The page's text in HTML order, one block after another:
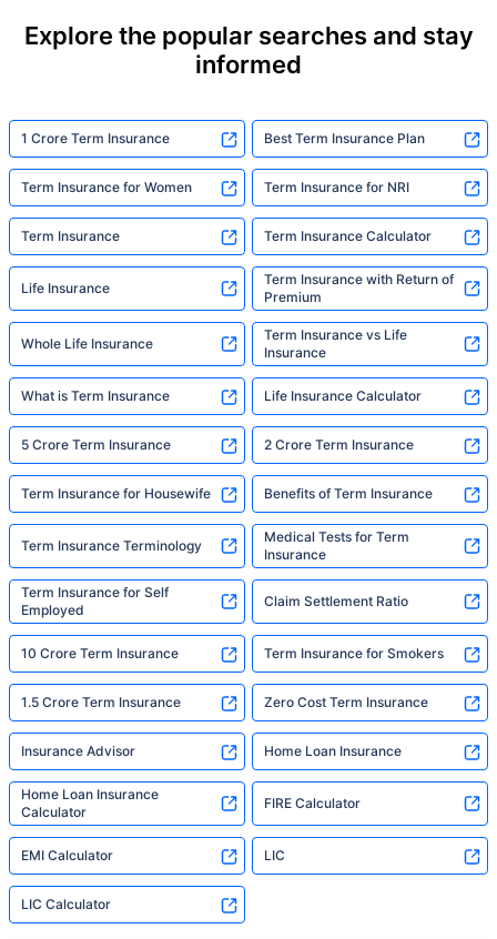
Explore the popular searches and stay
informed
1 Crore Term Insurance Best Term Insurance Plan
Term Insurance for Women Term Insurance for NRI
Term Insurance Term Insurance Calculator
Life Insurance
Term Insurance with Return of
Premium
Whole Life Insurance
Term Insurance vs Life
Insurance
What is Term Insurance Life Insurance Calculator
5 Crore Term Insurance 2 Crore Term Insurance
Term Insurance for Housewife Benefits of Term Insurance
Term Insurance Terminology
Medical Tests for Term
Insurance
Term Insurance for Self
Employed
Claim Settlement Ratio
10 Crore Term Insurance Term Insurance for Smokers
1.5 Crore Term Insurance Zero Cost Term Insurance
Insurance Advisor Home Loan Insurance
Home Loan Insurance
Calculator
FIRE Calculator
EMI Calculator LIC
LIC Calculator
योग्य योजना निवडा
आजार नसलेल्या व्यक्तीसाठी, 36 वर्षे वयापर्यंत कव्हर। *₹630 प्रति महिना, 1 कोटीच्या टर्म लाइफ विम्यासाठी सुरुवातीची किंमत
आहे — धूम्रपान न करणाऱ्या, कोणतेही पूर्व-विद्यमान आजार नसलेल्या व्यक्तीसाठी, 46 वर्षे वयापर्यंत कव्हर। *₹1,376 प्रति
महिना, 1 कोटीच्या टर्म लाइफ विम्यासाठी सुरुवातीची किंमत आहे — धूम्रपान न करणाऱ्या, कोणतेही पूर्व-विद्यमान आजार नसलेल्या